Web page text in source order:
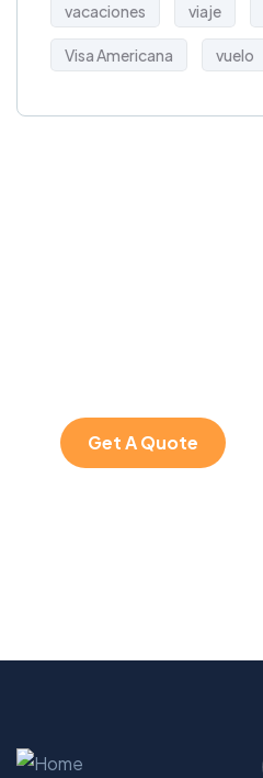
vacaciones viaje
Visa Americana vuelo
Get A Quote